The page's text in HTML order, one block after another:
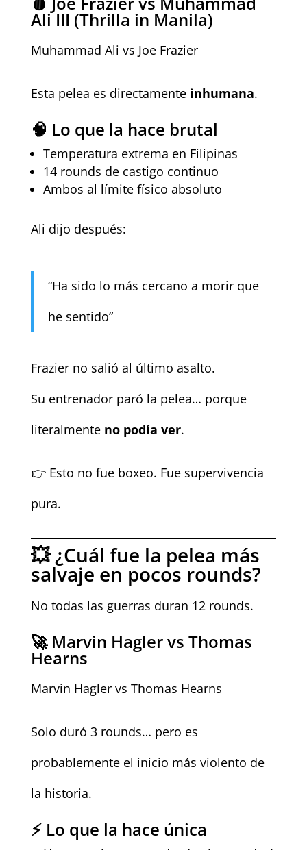
Ali III (Thrilla in Manila)
Muhammad Ali vs Joe Frazier
Esta pelea es directamente inhumana.
🧠 Lo que la hace brutal
Temperatura extrema en Filipinas
14 rounds de castigo continuo
Ambos al límite físico absoluto
Ali dijo después:
“Ha sido lo más cercano a morir que
he sentido”
Frazier no salió al último asalto.
Su entrenador paró la pelea… porque
literalmente no podía ver.
👉 Esto no fue boxeo. Fue supervivencia
pura.
💥 ¿Cuál fue la pelea más
salvaje en pocos rounds?
No todas las guerras duran 12 rounds.
🚀Marvin Hagler vs Thomas
Hearns
Marvin Hagler vs Thomas Hearns
Solo duró 3 rounds… pero es
probablemente el inicio más violento de
la historia.
⚡ Lo que la hace única